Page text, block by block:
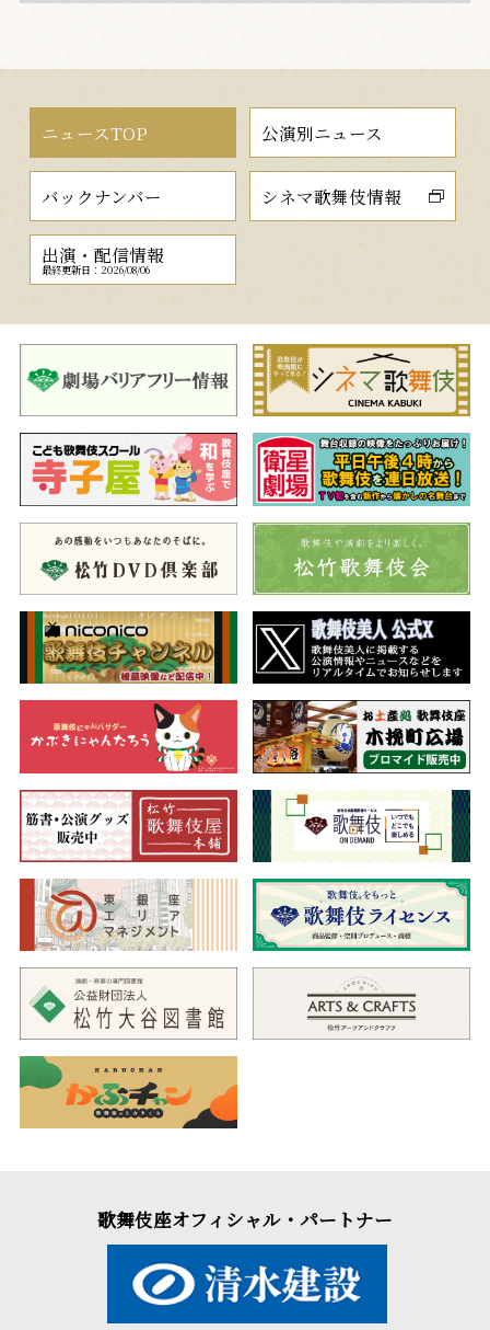
ニュースTOP 公演別ニュース
バックナンバー シネマ歌舞伎情報
出演・配信情報
最終更新日：2026/08/06
歌舞伎座オフィシャル・パートナー